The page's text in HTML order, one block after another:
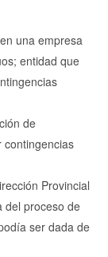
una empresa
entidad que
de
contingencias
Provincial
del proceso de
ser dada de